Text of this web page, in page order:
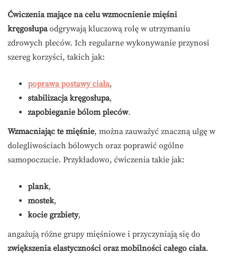
Ćwiczenia mające na celu wzmocnienie mięśni
kręgosłupaodgrywają kluczową rolę w utrzymaniu
zdrowych pleców. Ich regularne wykonywanie przynosi
szereg korzyści, takich jak:
poprawa postawy ciała,
stabilizacja kręgosłupa,
zapobieganie bólom pleców.
Wzmacniając te mięśnie, można zauważyć znaczną ulgę w
dolegliwościach bólowych oraz poprawić ogólne
samopoczucie. Przykładowo, ćwiczenia takie jak:
plank,
mostek,
kocie grzbiety,
angażują różne grupy mięśniowe i przyczyniają się do
zwiększenia elastyczności oraz mobilności całego ciała.